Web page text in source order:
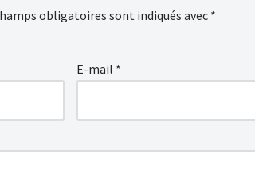
obligatoires sont indiqués avec *
E-mail *